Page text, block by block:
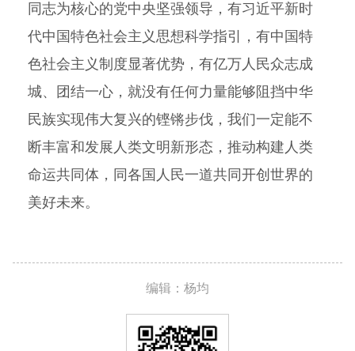
同志为核心的党中央坚强领导，有习近平新时
代中国特色社会主义思想科学指引，有中国特
色社会主义制度显著优势，有亿万人民众志成
城、团结一心，就没有任何力量能够阻挡中华
民族实现伟大复兴的铿锵步伐，我们一定能不
断丰富和发展人类文明新形态，推动构建人类
命运共同体，同各国人民一道共同开创世界的
美好未来。
编辑：杨均